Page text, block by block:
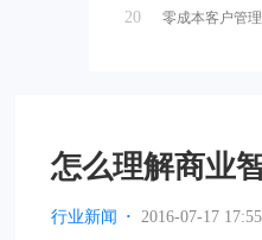
20 零成本客户管
怎么理解商业
行业新闻 · 2016-07-17